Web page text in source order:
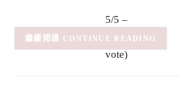
5/5 –
(1
vote)
(1) CONTINUE READING